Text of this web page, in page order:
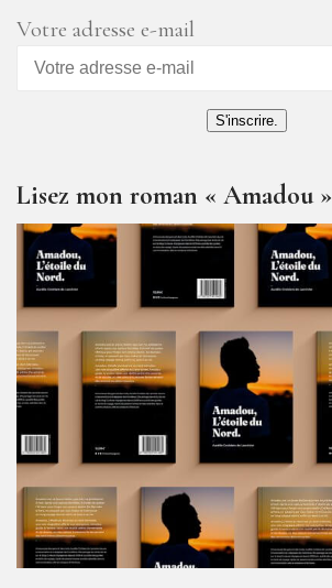
Votre adresse e-mail
S'inscrire.
Lisez mon roman « Amadou »